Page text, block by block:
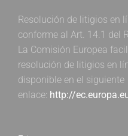
Resolución de litigios en
conforme al Art. 14.1 del
La Comisión Europea
resolución de litigios en
disponible en el siguiente
enlace: http://